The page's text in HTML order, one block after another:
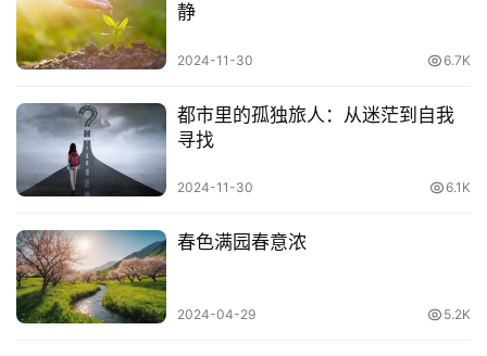
静
2024-11-30 6.7K
都市里的孤独旅人：从迷茫到自我
寻找
2024-11-30 6.1K
春色满园春意浓
2024-04-29 5.2K